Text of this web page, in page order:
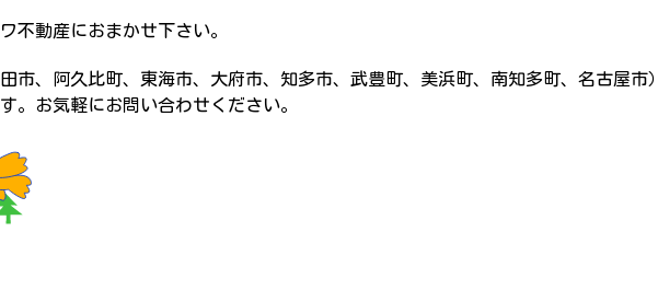
不動産におまかせ下さい。
市、阿久比町、東海市、大府市、知多市、武豊町、美浜町、南知多町、名古屋市）
。お気軽にお問い合わせください。